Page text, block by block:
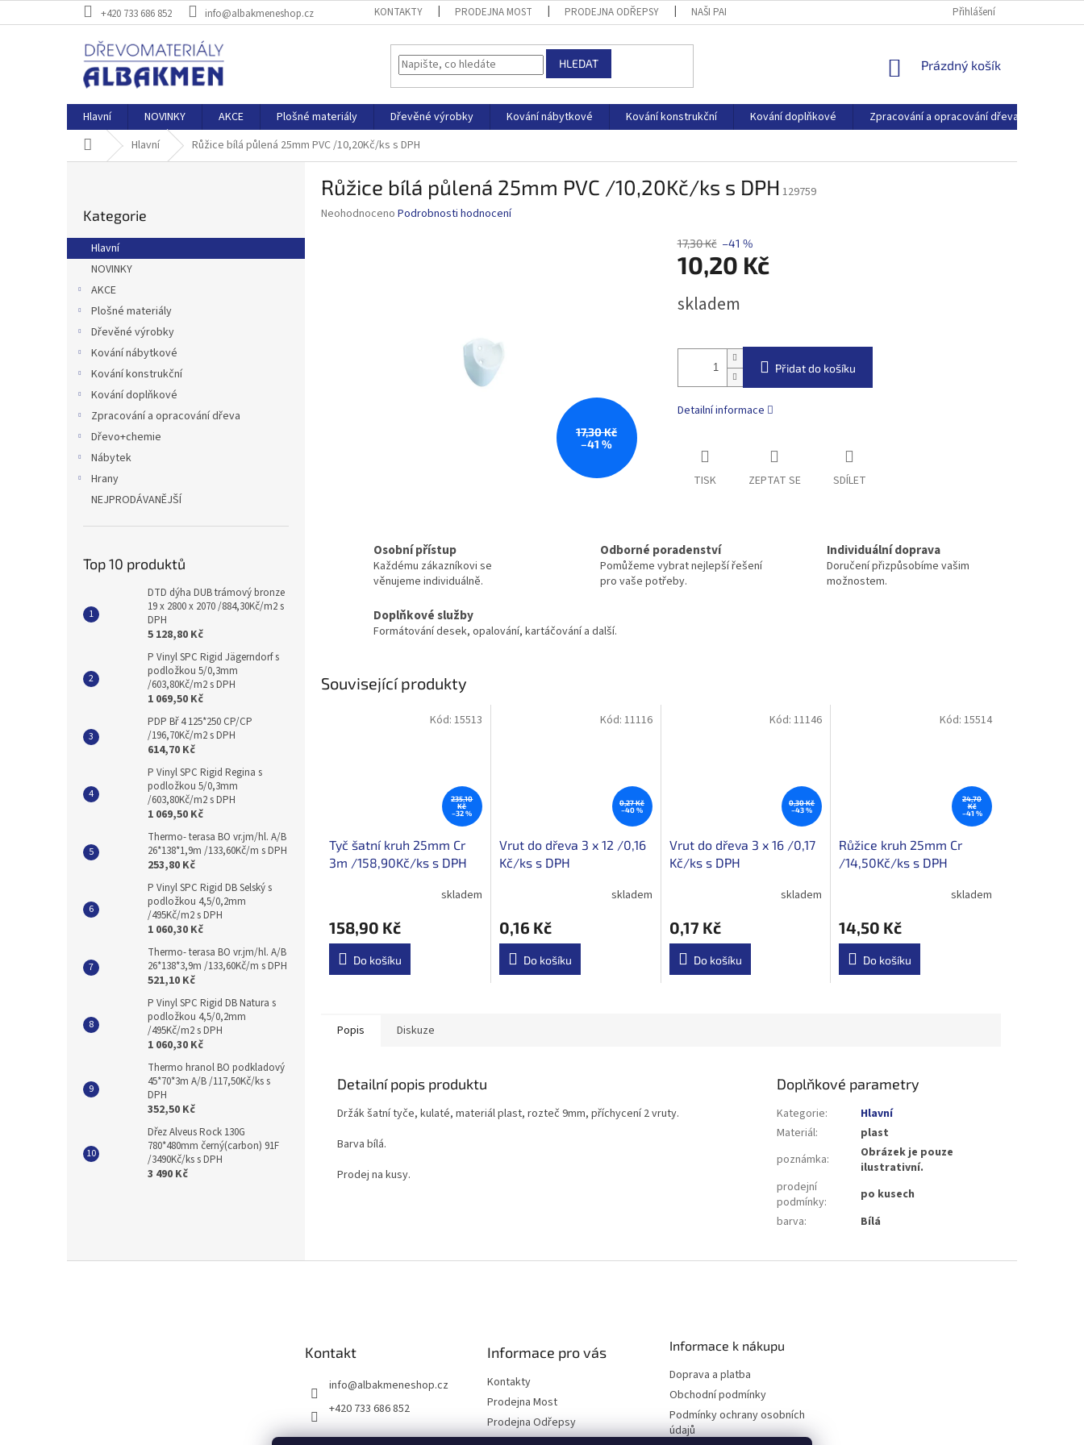
na
+420 733 686 852 info@albakmeneshop.cz KONTAKTY PRODEJNA MOST PRODEJNA ODŘEPSY NAŠI PARTNEŘI Přihlášení
HLEDAT
NÁKUPNÍ
Prázdný košík
Hlavní NOVINKY AKCE Plošné materiály Dřevěné výrobky Kování nábytkové Kování konstrukční Kování doplňkové Zpracování a opracování dřeva
Domů Hlavní Růžice bílá půlená 25mm PVC /10,20Kč/ks s DPH
r
a
kategorie
Kategorie
Hlavní
NOVINKY
AKCE
Plošné materiály
Dřevěné výrobky
Kování nábytkové
Kování konstrukční
Kování doplňkové
Zpracování a opracování dřeva
Dřevo+chemie
Nábytek
Hrany
NEJPRODÁVANĚJŠÍ
Top 10 produktů
DTD dýha DUB trámový bronze
19 x 2800 x 2070 /884,30Kč/m2 s
DPH
5 128,80 Kč
P Vinyl SPC Rigid Jägerndorf s
podložkou 5/0,3mm
/603,80Kč/m2 s DPH
1 069,50 Kč
PDP Bř 4 125*250 CP/CP
/196,70Kč/m2 s DPH
614,70 Kč
P Vinyl SPC Rigid Regina s
podložkou 5/0,3mm
/603,80Kč/m2 s DPH
1 069,50 Kč
Thermo- terasa BO vr.jm/hl. A/B
26*138*1,9m /133,60Kč/m s DPH
253,80 Kč
P Vinyl SPC Rigid DB Selský s
podložkou 4,5/0,2mm
/495Kč/m2 s DPH
1 060,30 Kč
Thermo- terasa BO vr.jm/hl. A/B
26*138*3,9m /133,60Kč/m s DPH
521,10 Kč
P Vinyl SPC Rigid DB Natura s
podložkou 4,5/0,2mm
/495Kč/m2 s DPH
1 060,30 Kč
Thermo hranol BO podkladový
45*70*3m A/B /117,50Kč/ks s
DPH
352,50 Kč
Dřez Alveus Rock 130G
780*480mm černý(carbon) 91F
/3490Kč/ks s DPH
3 490 Kč
Růžice bílá půlená 25mm PVC /10,20Kč/ks s DPH 129759
Průměrné
Neohodnoceno Podrobnosti hodnocení
17,30 Kč
–41 %
17,30 Kč –41 %
10,20 Kč
cena:
skladem
Přidat do košíku
Detailní informace
TISK ZEPTAT SE SDÍLET
Osobní přístup
Každému zákazníkovi se
věnujeme individuálně.
Odborné poradenství
Pomůžeme vybrat nejlepší řešení
pro vaše potřeby.
Individuální doprava
Doručení přizpůsobíme vašim
možnostem.
Doplňkové služby
Formátování desek, opalování, kartáčování a další.
Související produkty
235,10
Kč
–32 %
Tyč šatní kruh 25mm Cr
3m /158,90Kč/ks s DPH
skladem
158,90 Kč
Do košíku
Kód: 15513
0,27 Kč
–40 %
Vrut do dřeva 3 x 12 /0,16
Kč/ks s DPH
skladem
0,16 Kč
Do košíku
Kód: 11116
0,30 Kč
–43 %
Vrut do dřeva 3 x 16 /0,17
Kč/ks s DPH
skladem
0,17 Kč
Do košíku
Kód:11146
24,70
Kč
–41 %
Růžice kruh 25mm Cr
/14,50Kč/ks s DPH
skladem
14,50 Kč
Do košíku
Kód: 15514
Popis Diskuze
Detailní popis produktu
Držák šatní tyče, kulaté, materiál plast, rozteč 9mm, příchycení 2 vruty.
Barva bílá.
Prodej na kusy.
Doplňkové parametry
Kategorie:
Hlavní
Materiál:
plast
poznámka:
Obrázek je pouze
ilustrativní.
prodejní
podmínky:
po kusech
barva: Bílá
Kontakt
info@albakmeneshop.cz
+420 733 686 852
Informace pro vás
Kontakty
Prodejna Most
Prodejna Odřepsy
Informace k nákupu
Doprava a platba
Obchodní podmínky
Podmínky ochrany osobních
údajů